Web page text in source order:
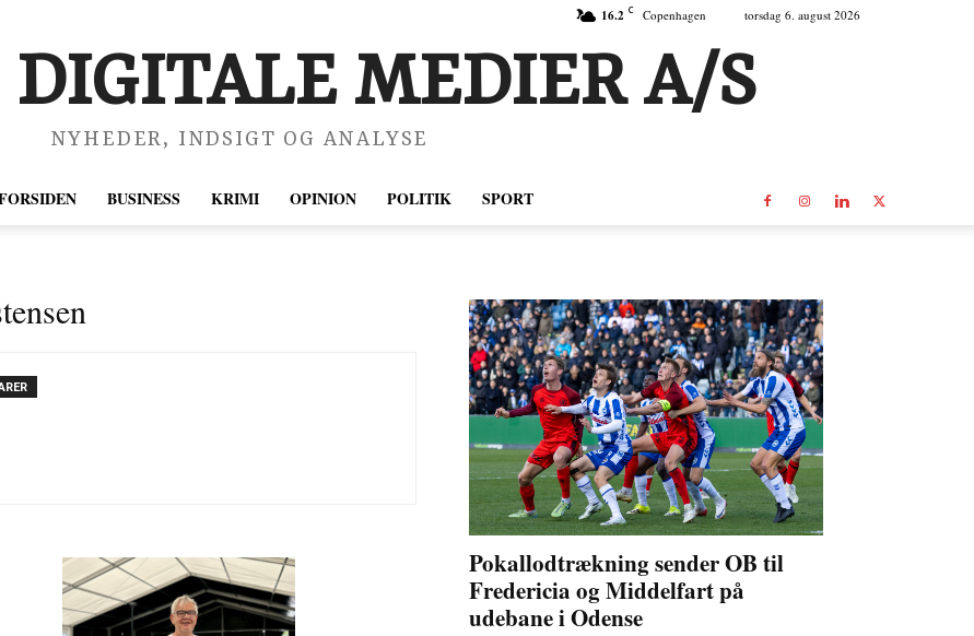
16.2 C Copenhagen torsdag 6. august 2026
DIGITALE MEDIER A/S
NYHEDER, INDSIGT OG ANALYSE
BUSINESS KRIMI OPINION POLITIK SPORT
Pokallodtrækning sender OB til
Fredericia og Middelfart på
udebane i Odense